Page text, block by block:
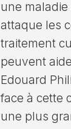
une
attaque les
traitement
peuvent
Edouard
face à cette
une plus